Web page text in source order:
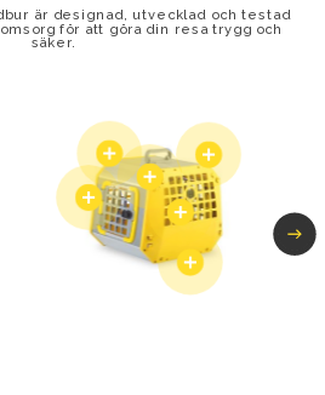
är designad, utvecklad och testad
för att göra din resa trygg och
säker.